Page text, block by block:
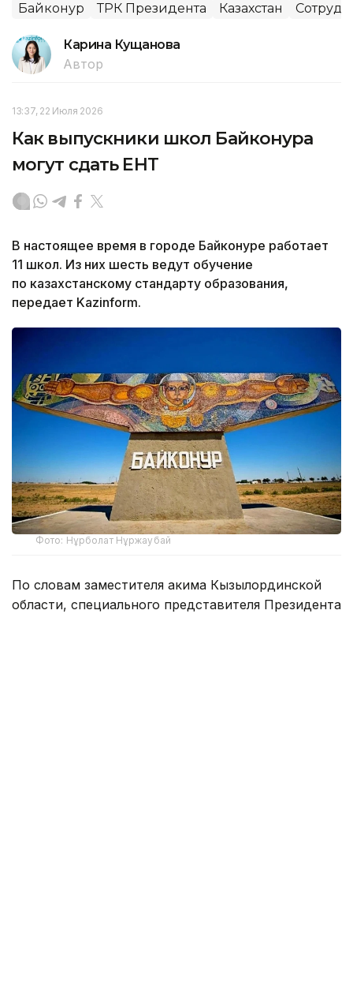
Байконур ТРК Президента Казахстан
Карина Кущанова
Автор
13:37, 22 Июля 2026
Как выпускники школ Байконура
могут сдать ЕНТ
В настоящее время в городе Байконуре работает
11 школ. Из них шесть ведут обучение
по казахстанскому стандарту образования,
передает Kazinform.
Фото: Нұрболат Нұржаубай
По словам заместителя акима Кызылординской
области, специального представителя Президента